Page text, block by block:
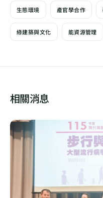
生態環境 產官學合作
綠建築與文化 能資源管理
相關消息